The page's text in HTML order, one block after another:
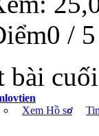
/ 5
bài
Xem Hồ sơ